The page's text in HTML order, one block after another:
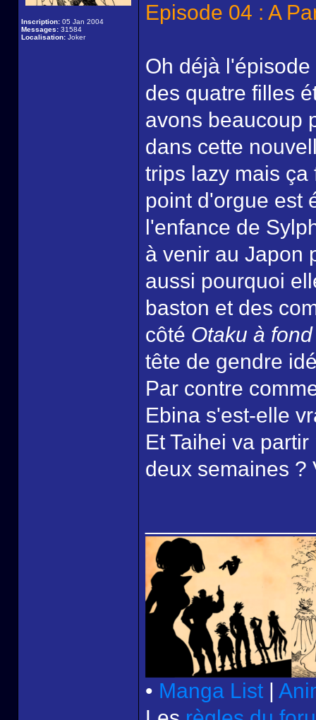
Inscription: 05 Jan 2004
Messages: 31584
Localisation: Joker
Episode 04 : A
Oh déjà
des quatre filles
avons beaucoup
dans cette
trips lazy mais
point d'orgue est
l'enfance de
à venir au Japon
aussi pourquoi
baston et des
côté Otaku à fond
tête de gendre
Par contre
Ebina s'est-elle
Et Taihei va
deux semaines ?
• Manga List |